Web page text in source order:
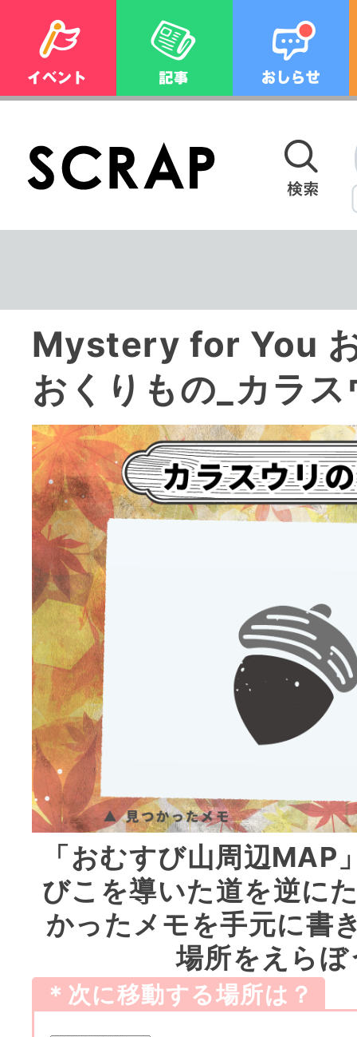
Mystery for You
おくりもの_カラ
「おむすび山周辺MAP
びこを導いた道を逆に
かったメモを手元に書
場所をえらぼ
＊次に移動する場所は？